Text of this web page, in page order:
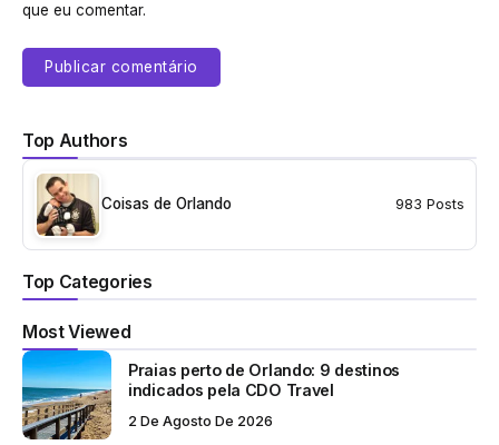
que eu comentar.
Top Authors
Coisas de Orlando 983 Posts
Top Categories
Most Viewed
Praias perto de Orlando: 9 destinos
indicados pela CDO Travel
2 De Agosto De 2026